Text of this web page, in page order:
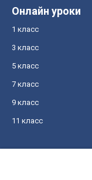
Онлайн уроки
1 класс
3 класс
5 класс
7 класс
9 класс
11 класс